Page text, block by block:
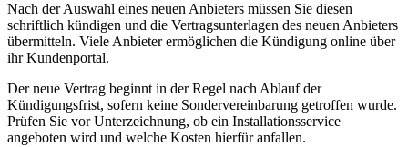
Nach der Auswahl eines neuen Anbieters müssen Sie diesen
schriftlich kündigen und die Vertragsunterlagen des neuen Anbieters
übermitteln. Viele Anbieter ermöglichen die Kündigung online über
ihr Kundenportal.
Der neue Vertrag beginnt in der Regel nach Ablauf der
Kündigungsfrist, sofern keine Sondervereinbarung getroffen wurde.
Prüfen Sie vor Unterzeichnung, ob ein Installationsservice
angeboten wird und welche Kosten hierfür anfallen.